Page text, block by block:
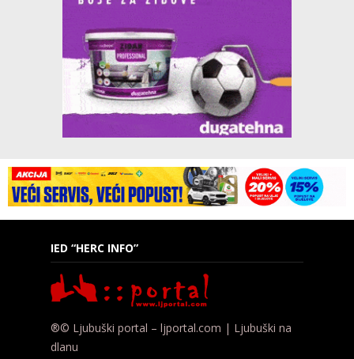
IED “HERC INFO”
®© Ljubuški portal – ljportal.com | Ljubuški na
dlanu